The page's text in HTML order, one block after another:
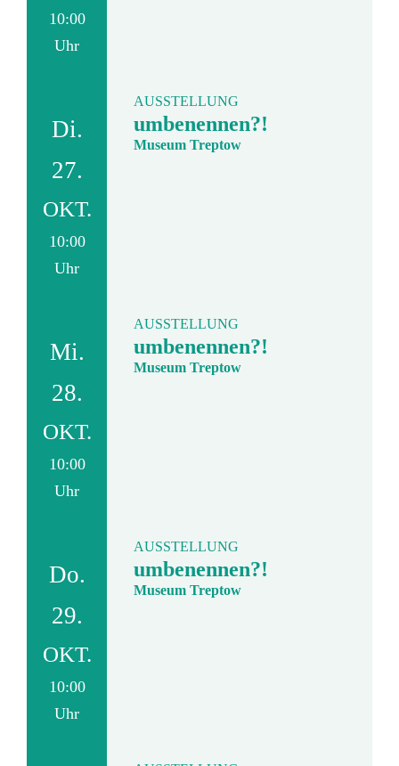
10:00
Uhr
Di.
27.
OKT.
10:00
Uhr
AUSSTELLUNG
umbenennen?!
Museum Treptow
Mi.
28.
OKT.
10:00
Uhr
AUSSTELLUNG
umbenennen?!
Museum Treptow
Do.
29.
OKT.
10:00
Uhr
AUSSTELLUNG
umbenennen?!
Museum Treptow